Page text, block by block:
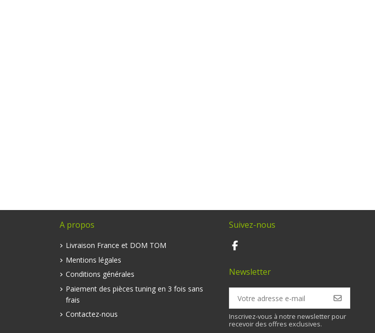
A propos
Livraison France et DOM TOM
Mentions légales
Conditions générales
Paiement des pièces tuning en 3 fois sans
frais
Contactez-nous
Suivez-nous
Newsletter
Inscrivez-vous à notre newsletter pour
recevoir des offres exclusives.